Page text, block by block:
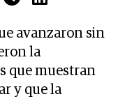
avanzaron sin
la
que muestran
y que la